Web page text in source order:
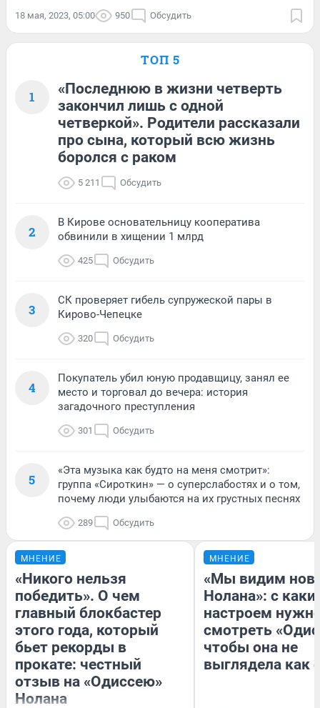
18 мая, 2023, 05:00 950 Обсудить
ТОП 5
1
«Последнюю в жизни четверть
закончил лишь с одной
четверкой». Родители рассказали
про сына, который всю жизнь
боролся с раком
5 211 Обсудить
2
В Кирове основательницу кооператива
обвинили в хищении 1 млрд
425 Обсудить
3
СК проверяет гибель супружеской пары в
Кирово-Чепецке
320 Обсудить
4
Покупатель убил юную продавщицу, занял ее
место и торговал до вечера: история
загадочного преступления
301 Обсудить
5
«Эта музыка как будто на меня смотрит»:
группа «Сироткин» — о суперслабостях и о том,
почему люди улыбаются на их грустных песнях
289 Обсудить
МНЕНИЕ
«Никого нельзя
победить». О чем
главный блокбастер
этого года, который
бьет рекорды в
прокате: честный
отзыв на «Одиссею»
Нолана
МНЕНИЕ
«Мы видим
Нолана»: с
настроем
смотреть
чтобы она не
выглядела как